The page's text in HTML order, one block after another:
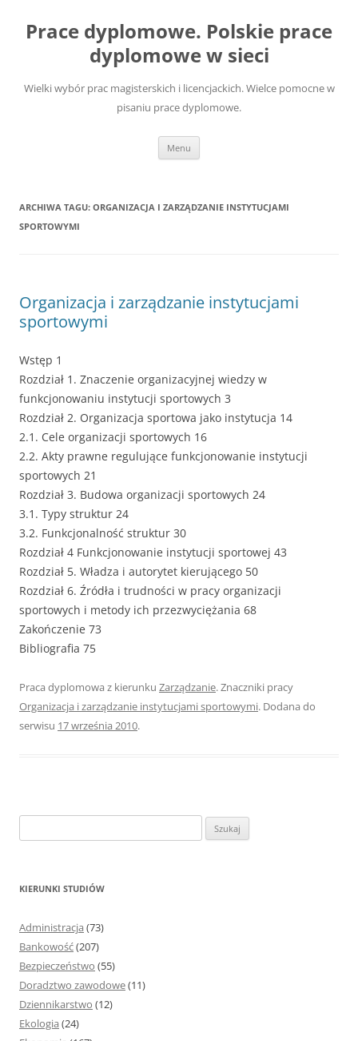
treści
Prace dyplomowe. Polskie prace
dyplomowe w sieci
Wielki wybór prac magisterskich i licencjackich. Wielce pomocne w
pisaniu prace dyplomowe.
Menu
ARCHIWA TAGU: ORGANIZACJA I ZARZĄDZANIE INSTYTUCJAMI
SPORTOWYMI
Organizacja i zarządzanie instytucjami
sportowymi
Wstęp 1
Rozdział 1. Znaczenie organizacyjnej wiedzy w
funkcjonowaniu instytucji sportowych 3
Rozdział 2. Organizacja sportowa jako instytucja 14
2.1. Cele organizacji sportowych 16
2.2. Akty prawne regulujące funkcjonowanie instytucji
sportowych 21
Rozdział 3. Budowa organizacji sportowych 24
3.1. Typy struktur 24
3.2. Funkcjonalność struktur 30
Rozdział 4 Funkcjonowanie instytucji sportowej 43
Rozdział 5. Władza i autorytet kierującego 50
Rozdział 6. Źródła i trudności w pracy organizacji
sportowych i metody ich przezwyciężania 68
Zakończenie 73
Bibliografia 75
Praca dyplomowa z kierunku Zarządzanie. Znaczniki pracy
Organizacja i zarządzanie instytucjami sportowymi. Dodana do
serwisu 17 września 2010.
z
KIERUNKI STUDIÓW
Administracja (73)
Bankowość(207)
Bezpieczeństwo (55)
Doradztwo zawodowe(11)
Dziennikarstwo (12)
Ekologia (24)